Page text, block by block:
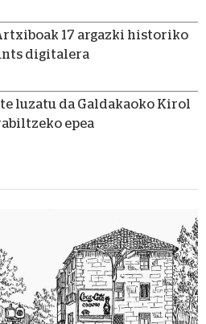
17 argazki historiko
digitalera
luzatu da Galdakaoko Kirol
epea